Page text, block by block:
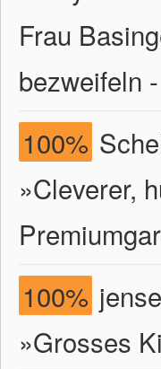
Frau
bezweifeln
100%
»Cleverer,
100%
»Grosses